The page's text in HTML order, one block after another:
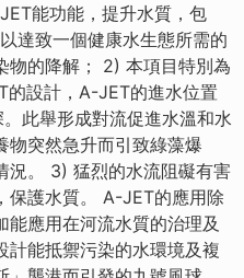
能功能，提升水質，包
達致一個健康水生態所需的
物的降解； 2) 本項目特別為
的設計，A-JET的進水位置
此舉形成對流促進水溫和水
物突然急升而引致綠藻爆
況。 3) 猛烈的水流阻礙有害
保護水質。 A-JET的應用除
能應用在河流水質的治理及
計能抵禦污染的水環境及複